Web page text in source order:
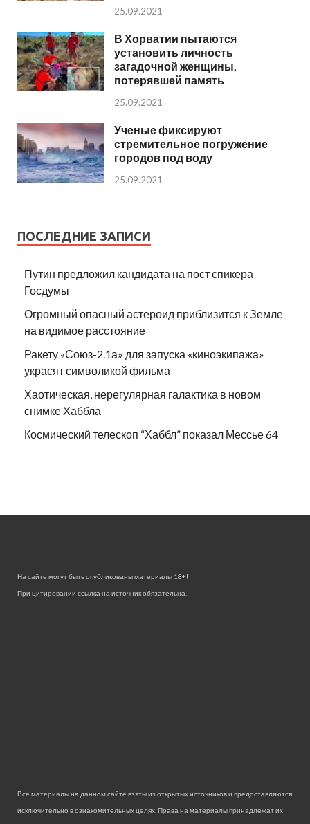
25.09.2021
В Хорватии пытаются
установить личность
загадочной женщины,
потерявшей память
25.09.2021
Ученые фиксируют
стремительное погружение
городов под воду
25.09.2021
ПОСЛЕДНИЕ ЗАПИСИ
Путин предложил кандидата на пост спикера
Госдумы
Огромный опасный астероид приблизится к Земле
на видимое расстояние
Ракету «Союз-2.1а» для запуска «киноэкипажа»
украсят символикой фильма
Хаотическая, нерегулярная галактика в новом
снимке Хаббла
Космический телескоп “Хаббл” показал Мессье 64
На сайте могут быть опубликованы материалы 18+!
При цитировании ссылка на источник обязательна.
Все материалы на данном сайте взяты из открытых источников и предоставляются
исключительно в ознакомительных целях. Права на материалы принадлежат их